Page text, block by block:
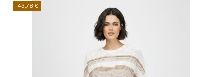
-43,78 €